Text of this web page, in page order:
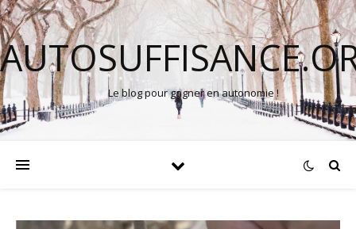
Le blog pour gagner en autonomie !